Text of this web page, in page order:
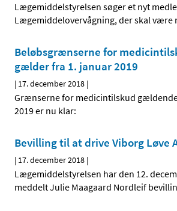
Lægemiddelstyrelsen søger et nyt
Lægemiddelovervågning, der skal være
Beløbsgrænserne for
gælder fra 1. januar 2019
| 17. december 2018 |
Grænserne for medicintilskud
2019 er nu klar:
Bevilling til at drive Viborg Løve
| 17. december 2018 |
Lægemiddelstyrelsen har den 12.
meddelt Julie Maagaard Nordleif